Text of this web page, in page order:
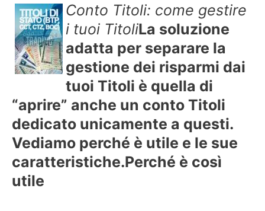
Conto Titoli: come gestire
i tuoi TitoliLa soluzione
adatta per separare la
gestione dei risparmi dai
tuoi Titoli è quella di
“aprire” anche un conto Titoli
dedicato unicamente a questi.
Vediamo perché è utile e le sue
caratteristiche.Perché è così
utile